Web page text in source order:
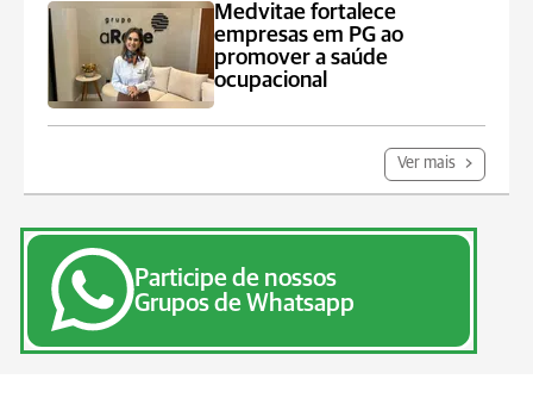
Medvitae fortalece
empresas em PG ao
promover a saúde
ocupacional
Ver mais
Participe de nossos
Grupos de Whatsapp